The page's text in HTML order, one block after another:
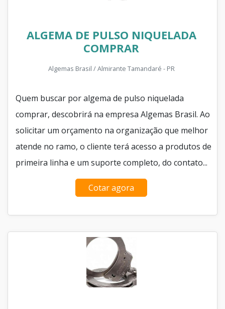
ALGEMA DE PULSO NIQUELADA
COMPRAR
Algemas Brasil / Almirante Tamandaré - PR
Quem buscar por algema de pulso niquelada
comprar, descobrirá na empresa Algemas Brasil. Ao
solicitar um orçamento na organização que melhor
atende no ramo, o cliente terá acesso a produtos de
primeira linha e um suporte completo, do contato...
Cotar agora